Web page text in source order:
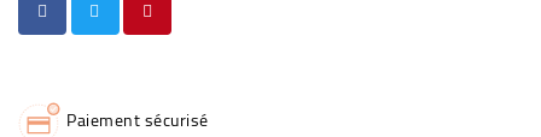
Paiement sécurisé